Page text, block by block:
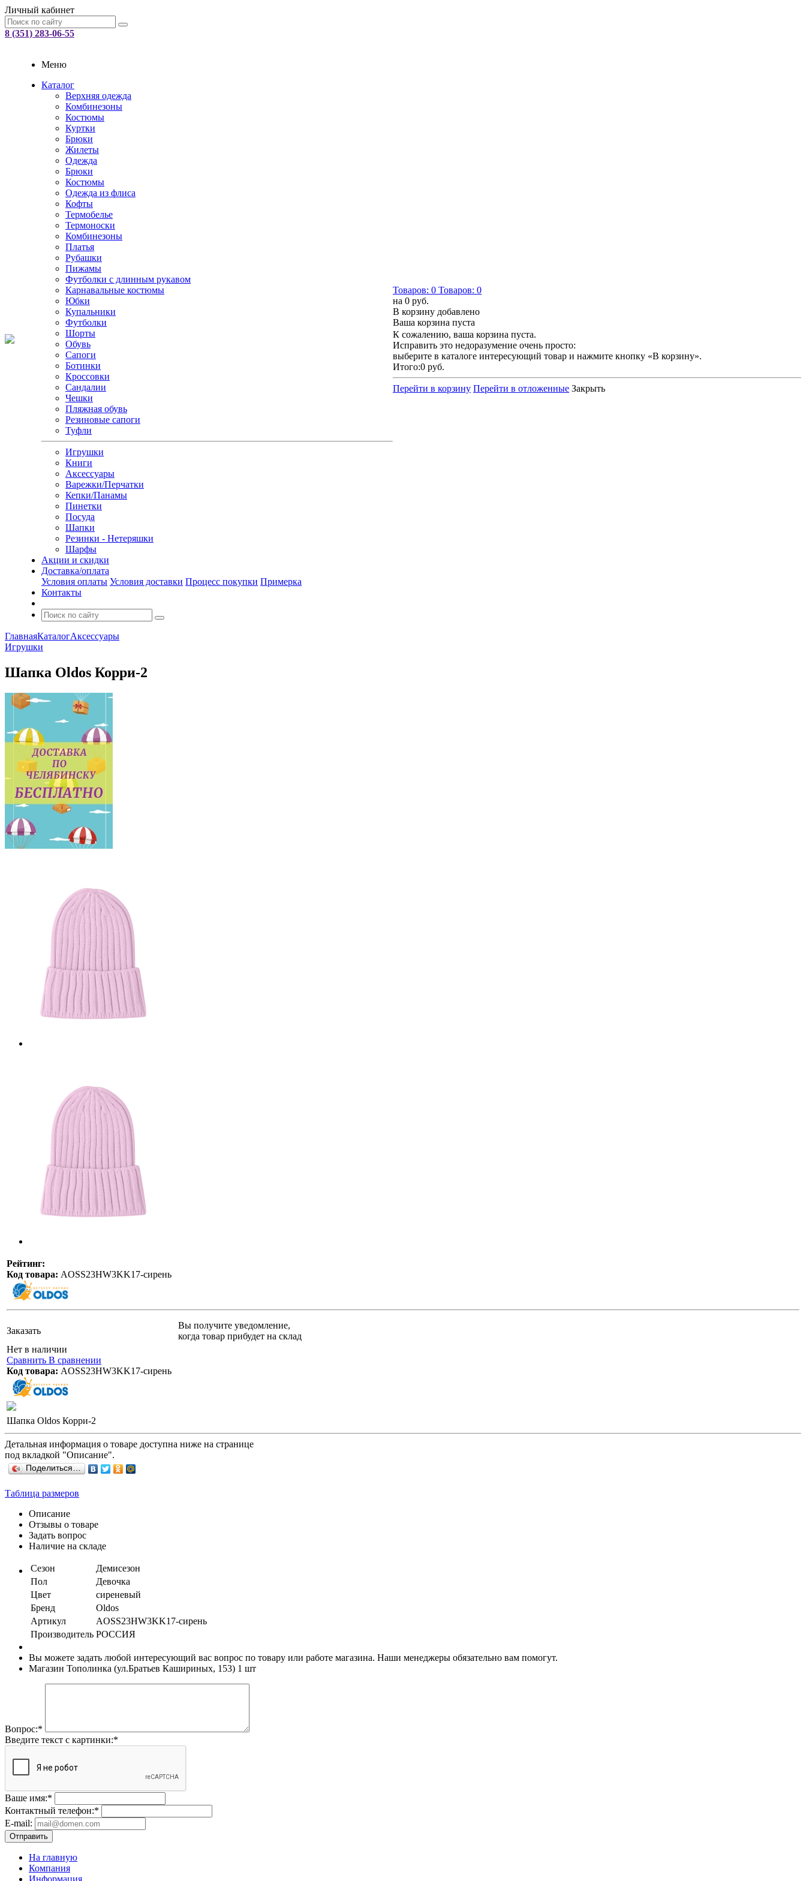
Личный кабинет
8 (351) 283-06-55
Меню
Каталог
Верхняя одежда
Комбинезоны
Костюмы
Куртки
Брюки
Жилеты
Одежда
Брюки
Костюмы
Одежда из флиса
Кофты
Термобелье
Термоноски
Комбинезоны
Платья
Рубашки
Пижамы
Футболки с длинным рукавом
Карнавальные костюмы
Юбки
Купальники
Футболки
Шорты
Обувь
Сапоги
Ботинки
Кроссовки
Сандалии
Чешки
Пляжная обувь
Резиновые сапоги
Туфли
Игрушки
Книги
Аксессуары
Варежки/Перчатки
Кепки/Панамы
Пинетки
Посуда
Шапки
Резинки - Нетеряшки
Шарфы
Акции и скидки
Доставка/оплата
Условия оплаты Условия доставки Процесс покупки Примерка
Контакты
Товаров: 0 Товаров: 0
на 0 руб.
В корзину добавлено
Ваша корзина пуста
К сожалению, ваша корзина пуста.
Исправить это недоразумение очень просто:
выберите в каталоге интересующий товар и нажмите кнопку «В корзину».
Итого:0 руб.
Перейти в корзину Перейти в отложенные Закрыть
ГлавнаяКаталогАксессуары
Игрушки
Шапка Oldos Корри-2
Рейтинг:
Код товара: AOSS23HW3KK17-сирень
Заказать
Вы получите уведомление,
когда товар прибудет на склад
Нет в наличии
Сравнить В сравнении
Код товара: AOSS23HW3KK17-сирень
Шапка Oldos Корри-2
Детальная информация о товаре доступна ниже на странице
под вкладкой "Описание".
Поделиться…
Таблица размеров
Описание
Отзывы о товаре
Задать вопрос
Наличие на складе
Сезон
Демисезон
Пол
Девочка
Цвет
сиреневый
Бренд
Oldos
Артикул
AOSS23HW3KK17-сирень
Производитель РОССИЯ
Вы можете задать любой интересующий вас вопрос по товару или работе магазина. Наши менеджеры обязательно вам помогут.
Магазин Тополинка (ул.Братьев Кашириных, 153) 1 шт
Вопрос:*
Введите текст с картинки:*
Ваше имя:*
Контактный телефон:*
E-mail:
Отправить
На главную
Компания
Информация